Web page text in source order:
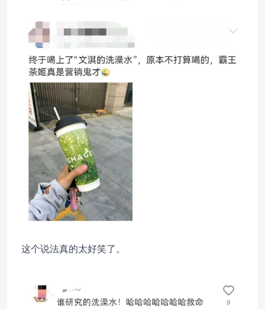
这个说法真的太好笑了。